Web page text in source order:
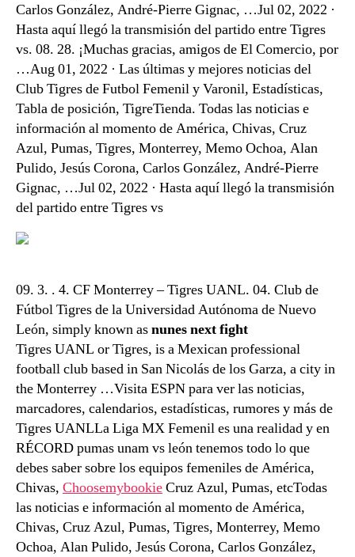
Carlos González, André-Pierre Gignac, …Jul 02, 2022 ·
Hasta aquí llegó la transmisión del partido entre Tigres
vs. 08. 28. ¡Muchas gracias, amigos de El Comercio, por
…Aug 01, 2022 · Las últimas y mejores noticias del
Club Tigres de Futbol Femenil y Varonil, Estadísticas,
Tabla de posición, TigreTienda. Todas las noticias e
información al momento de América, Chivas, Cruz
Azul, Pumas, Tigres, Monterrey, Memo Ochoa, Alan
Pulido, Jesús Corona, Carlos González, André-Pierre
Gignac, …Jul 02, 2022 · Hasta aquí llegó la transmisión
del partido entre Tigres vs
09. 3. . 4. CF Monterrey – Tigres UANL. 04. Club de
Fútbol Tigres de la Universidad Autónoma de Nuevo
León, simply known asnunes next fight
Tigres UANL or Tigres, is a Mexican professional
football club based in San Nicolás de los Garza, a city in
the Monterrey …Visita ESPN para ver las noticias,
marcadores, calendarios, estadísticas, rumores y más de
Tigres UANLLa Liga MX Femenil es una realidad y en
RÉCORD pumas unam vs león tenemos todo lo que
debes saber sobre los equipos femeniles de América,
Chivas, ChoosemybookieCruz Azul, Pumas, etcTodas
las noticias e información al momento de América,
Chivas, Cruz Azul, Pumas, Tigres, Monterrey, Memo
Ochoa, Alan Pulido, Jesús Corona, Carlos González,